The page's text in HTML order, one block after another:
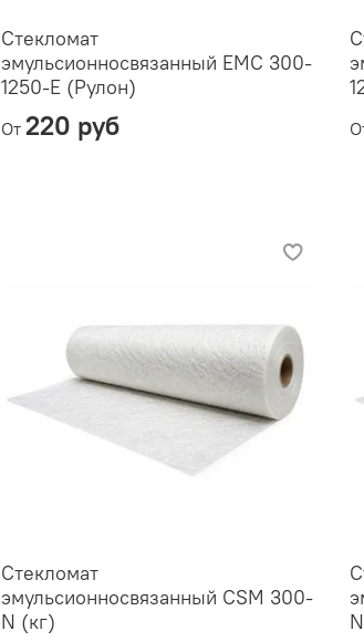
Стекломат
эмульсионносвязанный ЕМС 300-
1250-Е (Рулон)
От 220 руб
Стекломат
эмульсионносвязанный CSM 300-
N (кг)